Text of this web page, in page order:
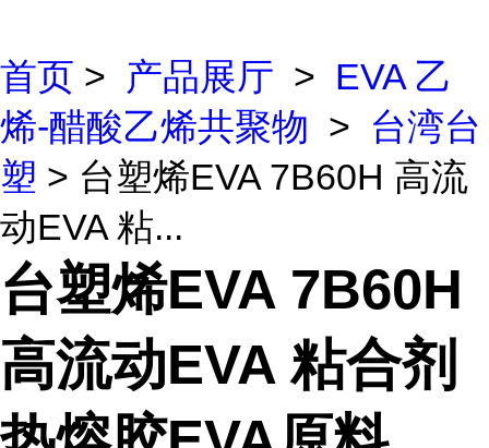
首页 > 产品展厅 > EVA 乙
烯-醋酸乙烯共聚物 > 台湾台
塑 > 台塑烯EVA 7B60H 高流
动EVA 粘...
台塑烯EVA 7B60H
高流动EVA 粘合剂